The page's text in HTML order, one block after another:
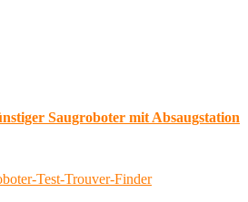
Saugroboter mit Absaugstation